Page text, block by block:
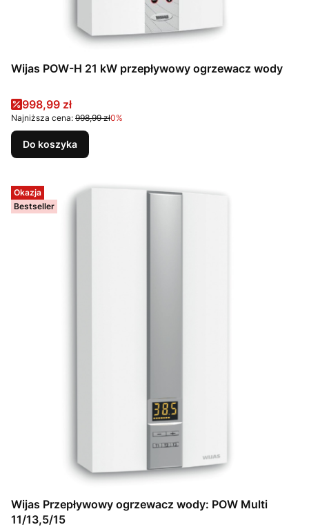
Wijas POW-H 21 kW przepływowy ogrzewacz wody
Cena promocyjna
998,99 zł
Najniższa cena: 998,99 zł0%
Do koszyka
Okazja
Bestseller
Wijas Przepływowy ogrzewacz wody: POW Multi
11/13,5/15